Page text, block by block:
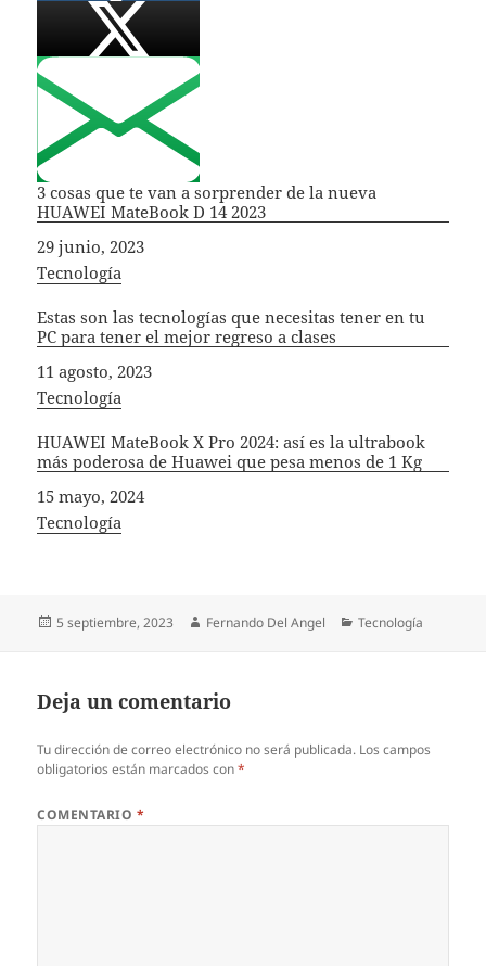
3 cosas que te van a sorprender de la nueva
HUAWEI MateBook D 14 2023
Fecha
29 junio, 2023
In relation to
Tecnología
Estas son las tecnologías que necesitas tener en tu
PC para tener el mejor regreso a clases
Fecha
11 agosto, 2023
In relation to
Tecnología
HUAWEI MateBook X Pro 2024: así es la ultrabook
más poderosa de Huawei que pesa menos de 1 Kg
Fecha
15 mayo, 2024
In relation to
Tecnología
Publicado
5 septiembre, 2023 Autor
Fernando Del Angel Categorías
Tecnología
Deja un comentario
Tu dirección de correo electrónico no será publicada. Los campos
obligatorios están marcados con*
COMENTARIO *